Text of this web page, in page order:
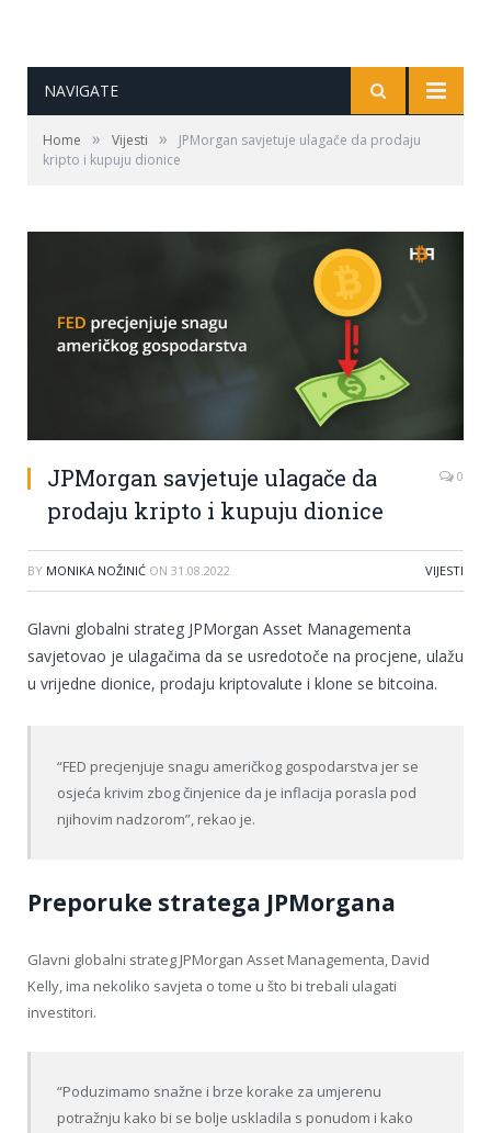
NAVIGATE
Home » Vijesti »
JPMorgan savjetuje ulagače da prodaju
kripto i kupuju dionice
JPMorgan savjetuje ulagače da
prodaju kripto i kupuju dionice
0
BY MONIKA NOŽINIĆ ON 31.08.2022 VIJESTI
Glavni globalni strateg JPMorgan Asset Managementa
savjetovao je ulagačima da se usredotoče na procjene, ulažu
u vrijedne dionice, prodaju kriptovalute i klone se bitcoina.
“FED precjenjuje snagu američkog gospodarstva jer se
osjeća krivim zbog činjenice da je inflacija porasla pod
njihovim nadzorom”, rekao je.
Preporuke stratega JPMorgana
Glavni globalni strateg JPMorgan Asset Managementa, David
Kelly, ima nekoliko savjeta o tome u što bi trebali ulagati
investitori.
“Poduzimamo snažne i brze korake za umjerenu
potražnju kako bi se bolje uskladila s ponudom i kako